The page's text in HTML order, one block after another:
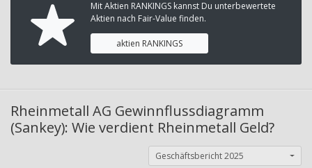
Mit Aktien RANKINGS kannst Du unterbewertete
Aktien nach Fair-Value finden.
aktien RANKINGS
Rheinmetall AG Gewinnflussdiagramm
(Sankey): Wie verdient Rheinmetall Geld?
Geschäftsbericht 2025